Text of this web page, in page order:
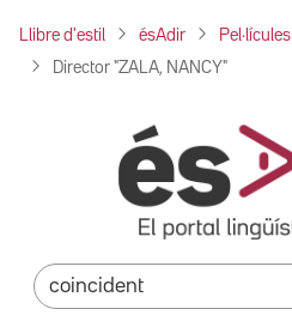
Llibre d'estil ésAdir Pel·lícules
Director "ZALA, NANCY"